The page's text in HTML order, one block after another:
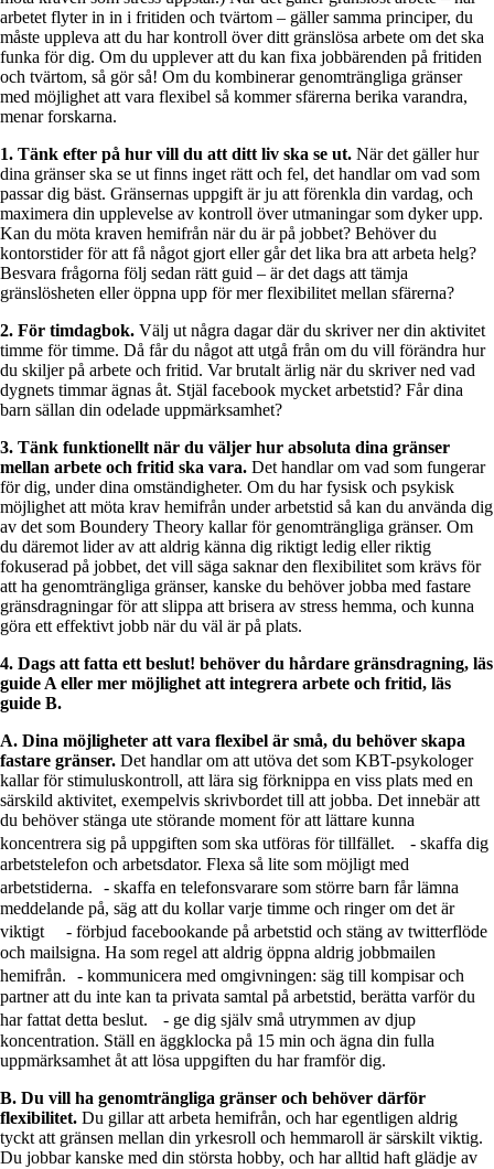
arbetet flyter in in i fritiden och tvärtom – gäller samma principer, du
måste uppleva att du har kontroll över ditt gränslösa arbete om det ska
funka för dig. Om du upplever att du kan fixa jobbärenden på fritiden
och tvärtom, så gör så! Om du kombinerar genomträngliga gränser
med möjlighet att vara flexibel så kommer sfärerna berika varandra,
menar forskarna.
1. Tänk efter på hur vill du att ditt liv ska se ut. När det gäller hur
dina gränser ska se ut finns inget rätt och fel, det handlar om vad som
passar dig bäst. Gränsernas uppgift är ju att förenkla din vardag, och
maximera din upplevelse av kontroll över utmaningar som dyker upp.
Kan du möta kraven hemifrån när du är på jobbet? Behöver du
kontorstider för att få något gjort eller går det lika bra att arbeta helg?
Besvara frågorna följ sedan rätt guid – är det dags att tämja
gränslösheten eller öppna upp för mer flexibilitet mellan sfärerna?
2. För timdagbok. Välj ut några dagar där du skriver ner din aktivitet
timme för timme. Då får du något att utgå från om du vill förändra hur
du skiljer på arbete och fritid. Var brutalt ärlig när du skriver ned vad
dygnets timmar ägnas åt. Stjäl facebook mycket arbetstid? Får dina
barn sällan din odelade uppmärksamhet?
3. Tänk funktionellt när du väljer hur absoluta dina gränser
mellan arbete och fritid ska vara. Det handlar om vad som fungerar
för dig, under dina omständigheter. Om du har fysisk och psykisk
möjlighet att möta krav hemifrån under arbetstid så kan du använda dig
av det som Boundery Theory kallar för genomträngliga gränser. Om
du däremot lider av att aldrig känna dig riktigt ledig eller riktig
fokuserad på jobbet, det vill säga saknar den flexibilitet som krävs för
att ha genomträngliga gränser, kanske du behöver jobba med fastare
gränsdragningar för att slippa att brisera av stress hemma, och kunna
göra ett effektivt jobb när du väl är på plats.
4. Dags att fatta ett beslut! behöver du hårdare gränsdragning, läs
guide A eller mer möjlighet att integrera arbete och fritid, läs
guide B.
A. Dina möjligheter att vara flexibel är små, du behöver skapa
fastare gränser. Det handlar om att utöva det som KBT-psykologer
kallar för stimuluskontroll, att lära sig förknippa en viss plats med en
särskild aktivitet, exempelvis skrivbordet till att jobba. Det innebär att
du behöver stänga ute störande moment för att lättare kunna
koncentrera sig på uppgiften som ska utföras för tillfället. - skaffa dig
arbetstelefon och arbetsdator. Flexa så lite som möjligt med
arbetstiderna. - skaffa en telefonsvarare som större barn får lämna
meddelande på, säg att du kollar varje timme och ringer om det är
viktigt - förbjud facebookande på arbetstid och stäng av twitterflöde
och mailsigna. Ha som regel att aldrig öppna aldrig jobbmailen
hemifrån. - kommunicera med omgivningen: säg till kompisar och
partner att du inte kan ta privata samtal på arbetstid, berätta varför du
har fattat detta beslut. - ge dig själv små utrymmen av djup
koncentration. Ställ en äggklocka på 15 min och ägna din fulla
uppmärksamhet åt att lösa uppgiften du har framför dig.
B. Du vill ha genomträngliga gränser och behöver därför
flexibilitet. Du gillar att arbeta hemifrån, och har egentligen aldrig
tyckt att gränsen mellan din yrkesroll och hemmaroll är särskilt viktig.
Du jobbar kanske med din största hobby, och har alltid haft glädje av